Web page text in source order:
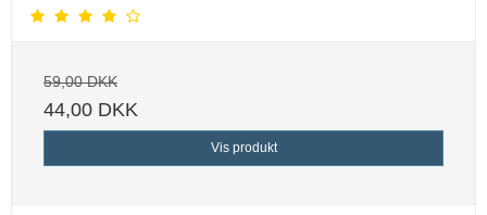
59,00 DKK
44,00 DKK
Vis produkt